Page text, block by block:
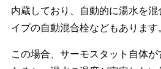
内蔵しており、自動的に湯水を
イプの自動混合栓などもあります
この場合、サーモスタット自体が